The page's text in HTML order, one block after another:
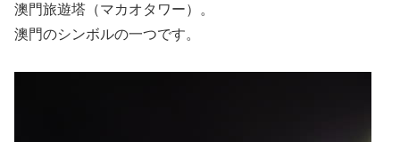
澳門旅遊塔（マカオタワー）。
澳門のシンボルの一つです。